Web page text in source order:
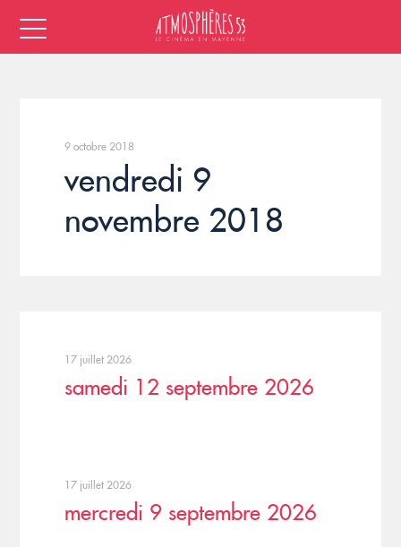
9 octobre 2018
vendredi 9
novembre 2018
17 juillet 2026
samedi 12 septembre 2026
17 juillet 2026
mercredi 9 septembre 2026